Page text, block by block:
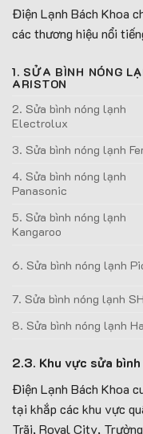
Điện Lạnh Bách Khoa
các thương hiệu nổi
1. SỬA BÌNH NÓNG
ARISTON
2. Sửa bình nóng lạnh
Electrolux
3. Sửa bình nóng lạnh
4. Sửa bình nóng lạnh
Panasonic
5. Sửa bình nóng lạnh
Kangaroo
6. Sửa bình nóng lạnh
7. Sửa bình nóng lạnh
8. Sửa bình nóng lạnh
2.3. Khu vực sửa
Điện Lạnh Bách Khoa
tại khắp các khu vực
Trãi, Royal City,